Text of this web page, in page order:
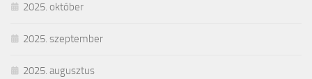
2025. október
2025. szeptember
2025. augusztus